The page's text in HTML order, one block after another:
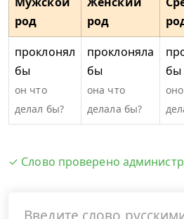
род
род
проклонял
бы
он что
делал бы?
проклоняла
бы
она что
делала бы?
бы
✓ Слово проверено